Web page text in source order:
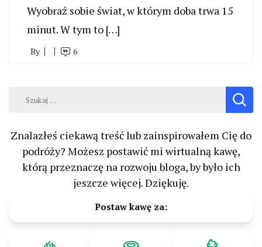
Wyobraź sobie świat, w którym doba trwa 15
minut. W tym to […]
By 6
Szukaj:
Znalazłeś ciekawą treść lub zainspirowałem Cię do
podróży? Możesz postawić mi wirtualną kawę,
którą przeznaczę na rozwoju bloga, by było ich
jeszcze więcej. Dziękuję.
Postaw kawę za: